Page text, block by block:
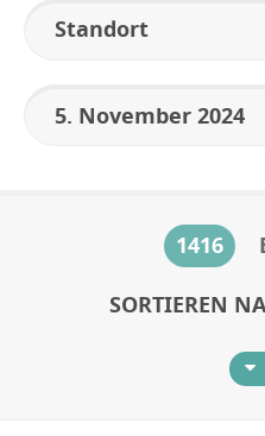
Standort
1416
SORTIEREN